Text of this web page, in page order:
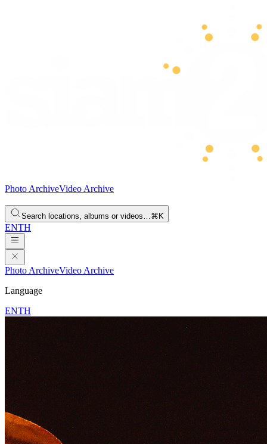
Photo ArchiveVideo Archive
Search locations, albums or videos…⌘K
ENTH
Photo ArchiveVideo Archive
Language
ENTH